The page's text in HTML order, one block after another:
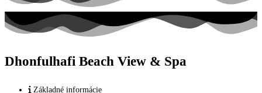
Dhonfulhafi Beach View & Spa
Základné informácie